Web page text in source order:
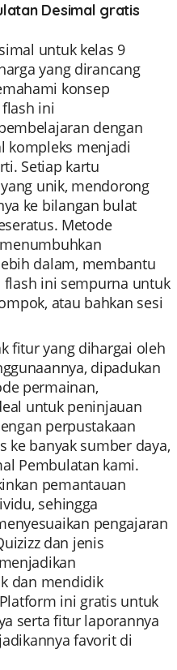
Desimal gratis
untuk kelas 9
yang dirancang
konsep
ini
dengan
kompleks menjadi
Setiap kartu
unik, mendorong
ke bilangan bulat
Metode
dalam, membantu
flash ini sempurna untuk
atau bahkan sesi
fitur yang dihargai oleh
dipadukan
permainan,
untuk peninjauan
perpustakaan
ke banyak sumber daya,
Pembulatan kami.
pemantauan
sehingga
pengajaran
dan jenis
dan mendidik
ini gratis untuk
serta fitur laporannya
favorit di